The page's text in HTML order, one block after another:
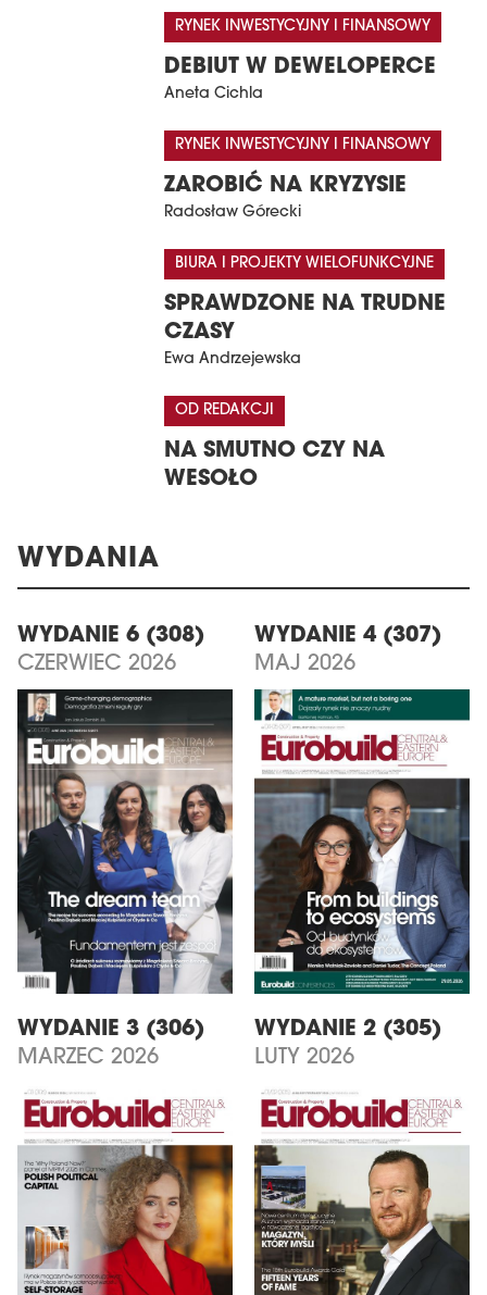
RYNEK INWESTYCYJNY I FINANSOWY
DEBIUT W DEWELOPERCE
Aneta Cichla
RYNEK INWESTYCYJNY I FINANSOWY
ZAROBIĆ NA KRYZYSIE
Radosław Górecki
BIURA I PROJEKTY WIELOFUNKCYJNE
SPRAWDZONE NA TRUDNE
CZASY
Ewa Andrzejewska
OD REDAKCJI
NA SMUTNO CZY NA
WESOŁO
WYDANIA
WYDANIE 6 (308)
CZERWIEC 2026
WYDANIE 4 (307)
MAJ 2026
WYDANIE 3 (306)
MARZEC 2026
WYDANIE 2 (305)
LUTY 2026